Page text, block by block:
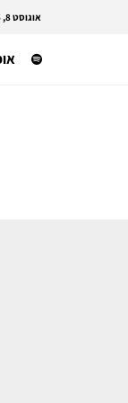
אוגוסט 8, 2026